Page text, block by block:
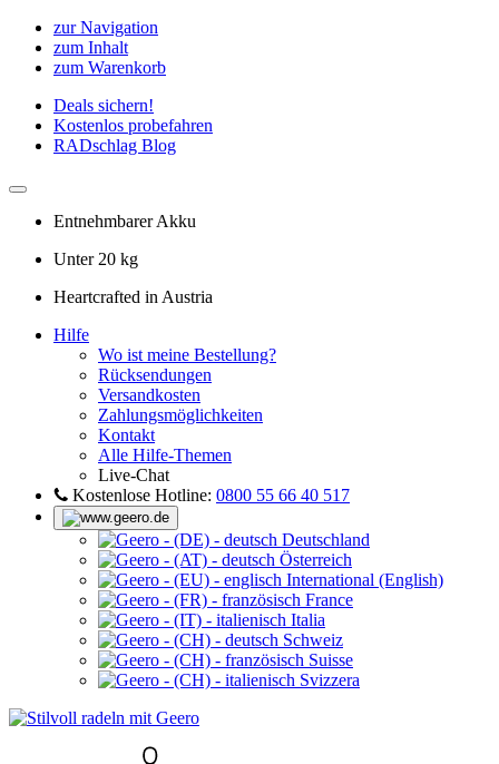
zur Navigation
zum Inhalt
zum Warenkorb
Deals sichern!
Kostenlos probefahren
RADschlag Blog
Entnehmbarer Akku
Unter 20 kg
Heartcrafted in Austria
Hilfe
Wo ist meine Bestellung?
Rücksendungen
Versandkosten
Zahlungsmöglichkeiten
Kontakt
Alle Hilfe-Themen
Live-Chat
Kostenlose Hotline: 0800 55 66 40 517
Deutschland
Österreich
International (English)
France
Italia
Schweiz
Suisse
Svizzera